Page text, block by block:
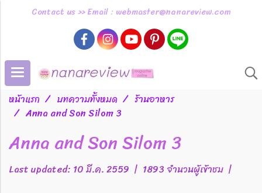
Contact us >> Email : webmaster@nanareview.com
หน้าแรก บทความทั้งหมด
ร้านอาหาร
Anna and Son Silom 3
Anna and Son Silom 3
Last updated: 10 มี.ค. 2559 | 1893 จำนวนผู้เข้าชม |